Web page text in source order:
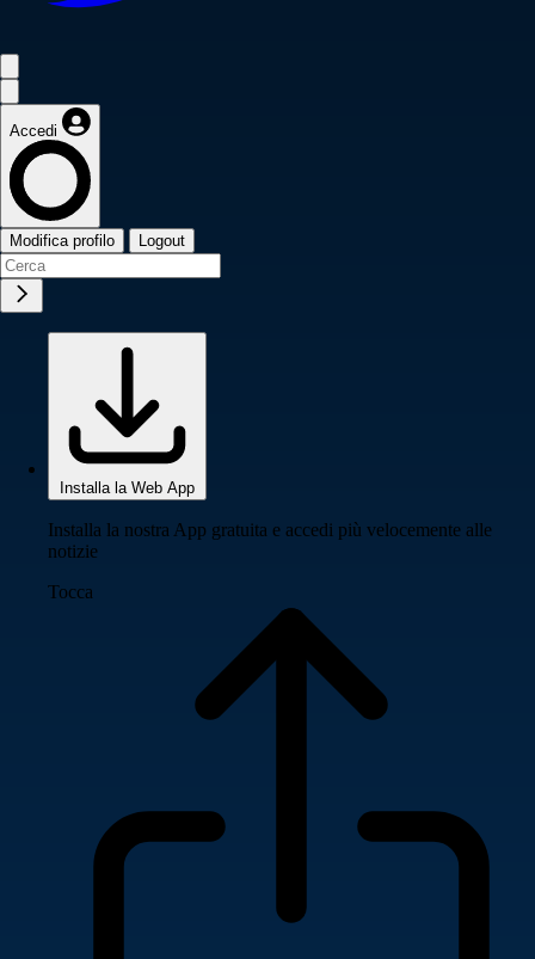
Accedi
Modifica profilo Logout
Installa la Web App
Installa la nostra App gratuita e accedi più velocemente alle
notizie
Tocca